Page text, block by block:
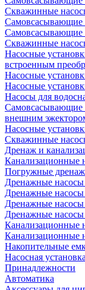
Скважинные
Самовсасывающие
Самовсасывающие
Скважинные
Насосные
встроенным
Насосные
Насосные
Насосы для
Самовсасывающие
внешним
Насосные
Скважинные
Дренаж и
Канализационные
Погружные
Дренажные
Дренажные
Дренажные
Дренажные
Канализационные
Канализационные
Накопительные
Насосная
Принадлежности
Автоматика